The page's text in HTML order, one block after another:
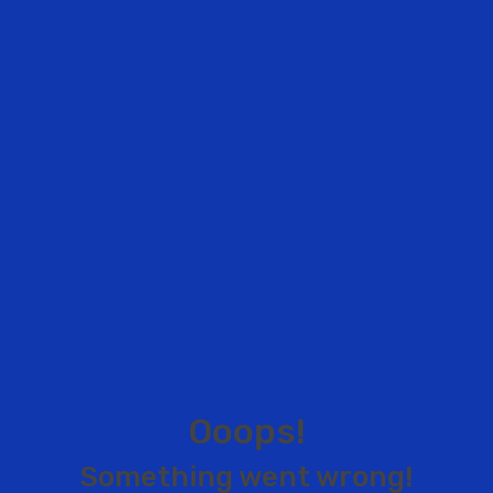
Ooops!
Something went wrong!